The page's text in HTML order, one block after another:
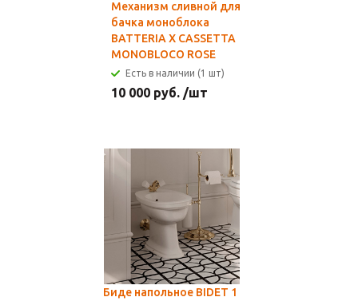
Механизм сливной для
бачка моноблока
BATTERIA X CASSETTA
MONOBLOCO ROSE
Есть в наличии (1 шт)
10 000 руб. /шт
Биде напольное BIDET 1